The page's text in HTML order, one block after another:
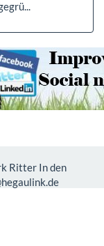
Ritter In den